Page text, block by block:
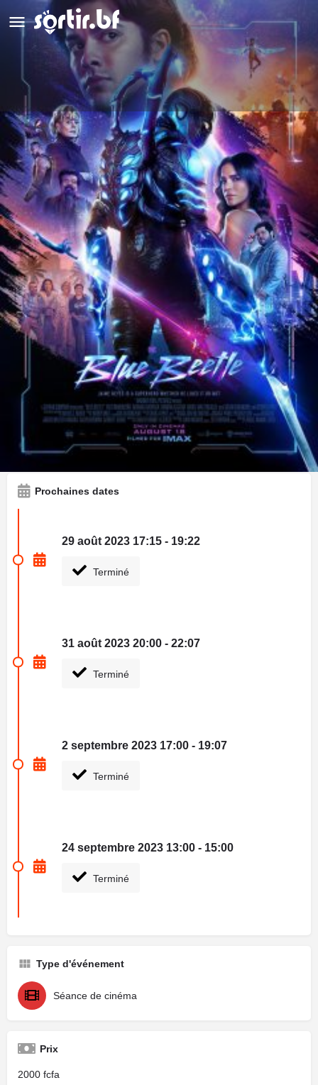
Blue Beetle
Action
Détails Avis 0
Laisser un avis Ajouter aux favoris
Description
Fraîchement diplômé de l’université, Jaime Reyes rentre chez
lui, plein d’ambitions, mais il découvre que la situation a bien
changé depuis son départ. Tandis qu’il cherche sa place dans
le monde, le destin s’en mêle : Jaime se retrouve par hasard
en possession du Scarabée, une ancienne relique d’une
biotechnologie extraterrestre. Dès lors que le Scarabée choisit
de faire de Jaime son hôte, le jeune homme se voit revêtu
d’une armure hors du commun qui lui octroie des pouvoirs
extraordinaires – et imprévisibles. Tout bascule alors pour
Jaime qui devient le super-héros Blue Beetle …
Prochaines dates
29 août 2023 17:15 - 19:22
Terminé
31 août 2023 20:00 - 22:07
Terminé
2 septembre 2023 17:00 - 19:07
Terminé
24 septembre 2023 13:00 - 15:00
Terminé
Type d'événement
Séance de cinéma
Prix
2000